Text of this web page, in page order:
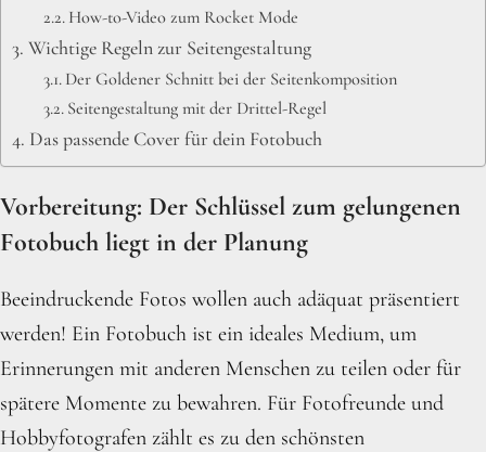
How-to-Video zum Rocket Mode
Wichtige Regeln zur Seitengestaltung
Der Goldener Schnitt bei der Seitenkomposition
Seitengestaltung mit der Drittel-Regel
Das passende Cover für dein Fotobuch
Vorbereitung: Der Schlüssel zum gelungenen
Fotobuch liegt in der Planung
Beeindruckende Fotos wollen auch adäquat präsentiert
werden! Ein Fotobuch ist ein ideales Medium, um
Erinnerungen mit anderen Menschen zu teilen oder für
spätere Momente zu bewahren. Für Fotofreunde und
Hobbyfotografen zählt es zu den schönsten